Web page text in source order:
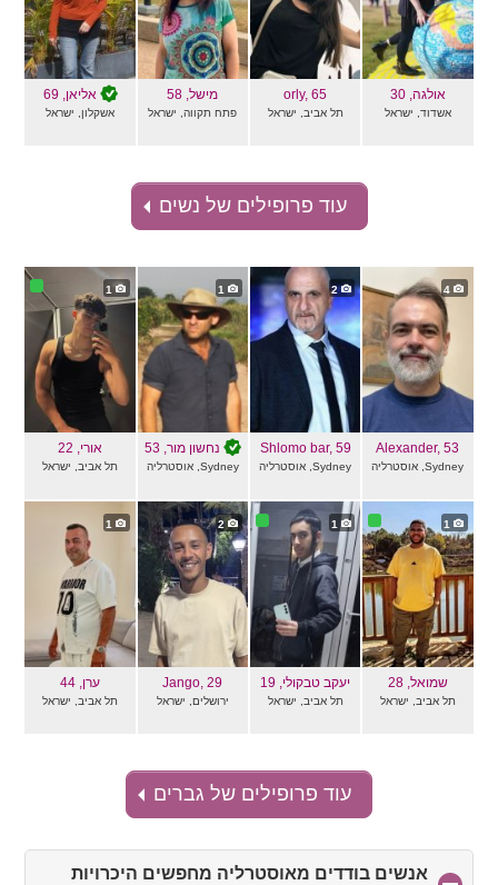
אולגה, 30
אשדוד, ישראל
orly, 65
תל אביב, ישראל
מישל, 58
פתח תקווה, ישראל
אליאן, 69
אשקלון, ישראל
עוד פרופילים של נשים
4
Alexander, 53
Sydney, אוסטרליה
2
Shlomo bar, 59
Sydney, אוסטרליה
1
נחשון מור, 53
Sydney, אוסטרליה
1
אורי, 22
תל אביב, ישראל
1
שמואל, 28
תל אביב, ישראל
1
יעקב טבקולי, 19
תל אביב, ישראל
2
Jango, 29
ירושלים, ישראל
1
ערן, 44
תל אביב, ישראל
עוד פרופילים של גברים
אנשים בודדים מאוסטרליה מחפשים היכרויות